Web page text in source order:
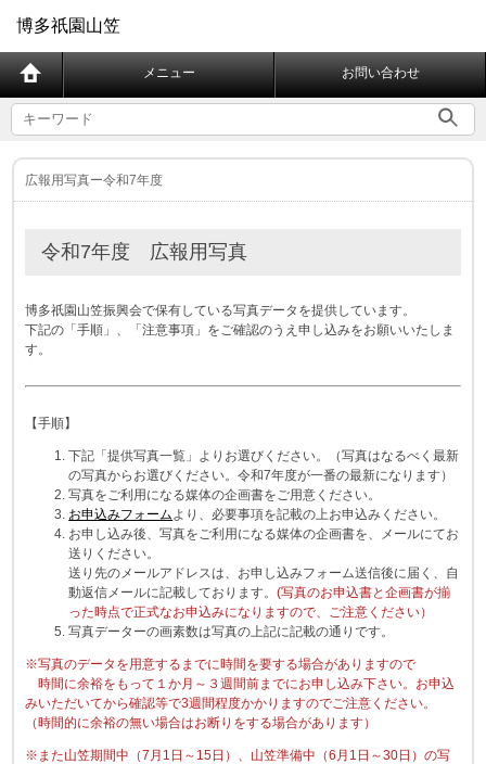
博多祇園山笠
メニュー お問い合わせ
広報用写真ー令和7年度
令和7年度 広報用写真
博多祇園山笠振興会で保有している写真データを提供しています。
下記の「手順」、「注意事項」をご確認のうえ申し込みをお願いいたしま
す。
【手順】
下記「提供写真一覧」よりお選びください。（写真はなるべく最新
の写真からお選びください。令和7年度が一番の最新になります）
写真をご利用になる媒体の企画書をご用意ください。
お申込みフォームより、必要事項を記載の上お申込みください。
お申し込み後、写真をご利用になる媒体の企画書を、メールにてお
送りください。
送り先のメールアドレスは、お申し込みフォーム送信後に届く、自
動返信メールに記載しております。(写真のお申込書と企画書が揃
った時点で正式なお申込みになりますので、ご注意ください）
写真データーの画素数は写真の上記に記載の通りです。
※写真のデータを用意するまでに時間を要する場合がありますので
時間に余裕をもって１か月～３週間前までにお申し込み下さい。お申込
みいただいてから確認等で3週間程度かかりますのでご注意ください。
（時間的に余裕の無い場合はお断りをする場合があります）
※また山笠期間中（7月1日～15日）、山笠準備中（6月1日～30日）の写